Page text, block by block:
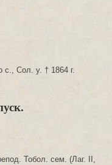
с., Сол. у. † 1864 г.
Тобол. сем. (Лаг. II,